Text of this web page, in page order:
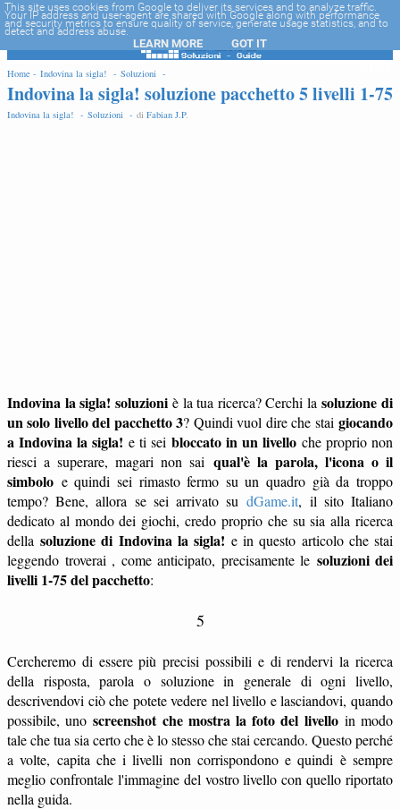
-->
Home - Indovina la sigla! - Soluzioni -
Indovina la sigla! soluzione pacchetto 5 livelli 1-75
Indovina la sigla! - Soluzioni - di Fabian J.P.
Indovina la sigla! soluzioniè la tua ricerca? Cerchi lasoluzione di
un solo livello del pacchetto 3? Quindi vuol dire che staigiocando
a Indovina la sigla! e ti sei bloccato in un livello che proprio non
riesci a superare, magari non sai qual'è la parola, l'icona o il
simbolo e quindi sei rimasto fermo su un quadro già da troppo
tempo? Bene, allora se sei arrivato sudGame.it, il sito Italiano
dedicato al mondo dei giochi, credo proprio che su sia alla ricerca
dellasoluzione di Indovina la sigla!e in questo articolo che stai
leggendo troverai , come anticipato, precisamente le soluzioni dei
livelli 1-75 del pacchetto:
5
Cercheremo di essere più precisi possibili e di rendervi la ricerca
della risposta, parola o soluzione in generale di ogni livello,
descrivendovi ciò che potete vedere nel livello e lasciandovi, quando
possibile, unoscreenshot che mostra la foto del livelloin modo
tale che tua sia certo che è lo stesso che stai cercando. Questo perché
a volte, capita che i livelli non corrispondono e quindi è sempre
meglio confrontale l'immagine del vostro livello con quello riportato
nella guida.
EDIT
This site uses cookies from Google to deliver its services and to analyze traffic.
Your IP address and user-agent are shared with Google along with performance
and security metrics to ensure quality of service, generate usage statistics, and to
detect and address abuse.
LEARN MORE GOT IT